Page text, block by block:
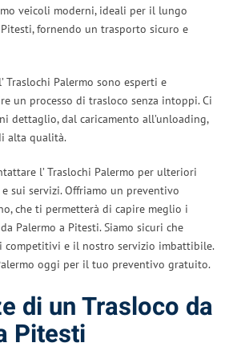
veicoli moderni, ideali per il lungo
fornendo un trasporto sicuro e
Palermo sono esperti e
un processo di trasloco senza intoppi. Ci
dettaglio, dal caricamento all’unloading,
alta qualità.
l’ Traslochi Palermo per ulteriori
sui servizi. Offriamo un preventivo
che ti permetterà di capire meglio i
Palermo a Pitesti. Siamo sicuri che
competitivi e il nostro servizio imbattibile.
oggi per il tuo preventivo gratuito.
di un Trasloco da
Pitesti